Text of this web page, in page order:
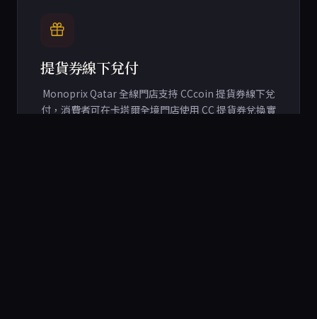
提貨券線下兌付
Monoprix Qatar 全線門店支持 CCcoin 提貨券線下兌
付，消費者可在卡塔爾全境門店使用 CC 提貨券兌換實